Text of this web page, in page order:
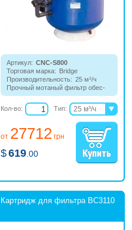
Артикул: CNC-S800
Торговая марка: Bridge
Производительность: 25 м³/ч
Прочный мотаный фильтр обес­
печит качественную фильтрацию
воды в бассейнах с большим
объемом.
от 27712 грн
$619 .00
Кол-во: Тип:
25 м³/ч
31 м³/ч
43 м³/ч
56 м³/ч
Картридж для фильтра ВС3110